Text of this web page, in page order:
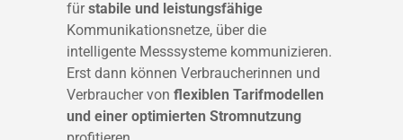
fürstabile und leistungsfähige
Kommunikationsnetze, über die
intelligente Messsysteme kommunizieren.
Erst dann können Verbraucherinnen und
Verbraucher von flexiblen Tarifmodellen
und einer optimierten Stromnutzung